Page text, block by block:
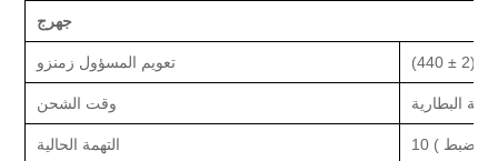
جهرج
تعويم المسؤول زمنز و
وقت الشحن البطارية
التهمة الحالية للضبط )